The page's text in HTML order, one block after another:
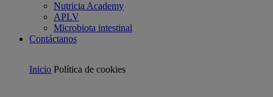
Nutricia Academy
APLV
Microbiota intestinal
Contáctanos
Inicio Política de cookies